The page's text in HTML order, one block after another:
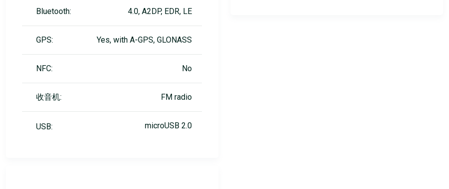
Bluetooth: 4.0, A2DP, EDR, LE
GPS: Yes, with A-GPS, GLONASS
NFC: No
收音机: FM radio
USB: microUSB 2.0